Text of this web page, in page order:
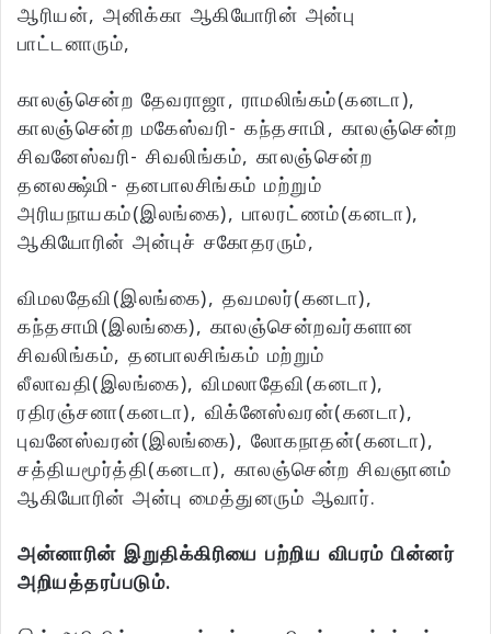
ஆரியன், அனிக்கா ஆகியோரின் அன்பு
பாட்டனாரும்,
காலஞ்சென்ற தேவராஜா, ராமலிங்கம்(கனடா),
காலஞ்சென்ற மகேஸ்வரி- கந்தசாமி, காலஞ்சென்ற
சிவனேஸ்வரி- சிவலிங்கம், காலஞ்சென்ற
தனலக்ஷ்மி- தனபாலசிங்கம் மற்றும்
அரியநாயகம்(இலங்கை), பாலரட்ணம்(கனடா),
ஆகியோரின் அன்புச் சகோதரரும்,
விமலதேவி(இலங்கை), தவமலர்(கனடா),
கந்தசாமி(இலங்கை), காலஞ்சென்றவர்களான
சிவலிங்கம், தனபாலசிங்கம் மற்றும்
லீலாவதி(இலங்கை), விமலாதேவி(கனடா),
ரதிரஞ்சனா(கனடா), விக்னேஸ்வரன்(கனடா),
புவனேஸ்வரன்(இலங்கை), லோகநாதன்(கனடா),
சத்தியமூர்த்தி(கனடா), காலஞ்சென்ற சிவஞானம்
ஆகியோரின் அன்பு மைத்துனரும் ஆவார்.
அன்னாரின் இறுதிக்கிரியை பற்றிய விபரம் பின்னர்
அறியத்தரப்படும்.